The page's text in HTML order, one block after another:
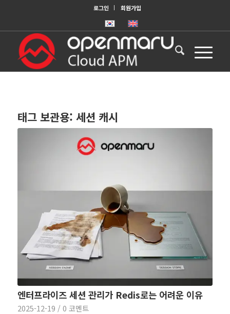
로그인 회원가입
태그 보관용: 세션 캐시
엔터프라이즈 세션 관리가 Redis로는 어려운 이유
2025-12-19 / 0 코멘트